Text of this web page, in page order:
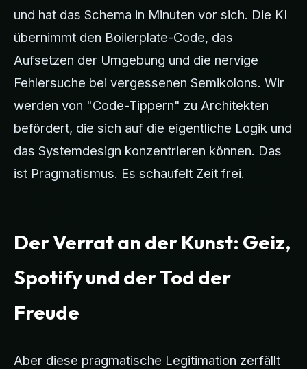
und hat das Schema in Minuten vor sich. Die KI
übernimmt den Boilerplate-Code, das
Aufsetzen der Umgebung und die nervige
Fehlersuche bei vergessenen Semikolons. Wir
werden von "Code-Tippern" zu Architekten
befördert, die sich auf die eigentliche Logik und
das Systemdesign konzentrieren können. Das
ist Pragmatismus. Es schaufelt Zeit frei.
Der Verrat an der Kunst: Geiz,
Spotify und der Tod der
Freude
Aber diese pragmatische Legitimation zerfällt